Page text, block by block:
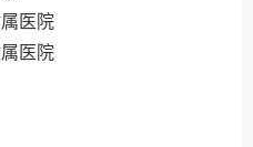
医院
医院